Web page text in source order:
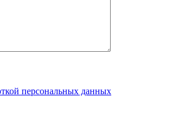
персональных данных